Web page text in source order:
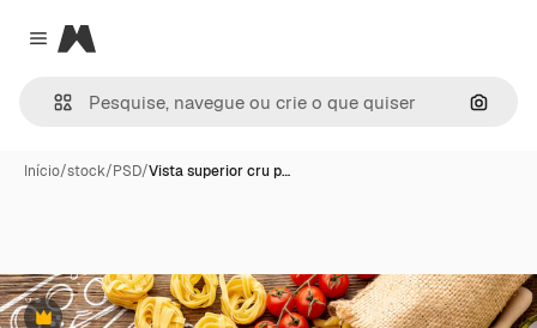
Close menu
Magnific
Início/stock/PSD/Vista superior cru p…